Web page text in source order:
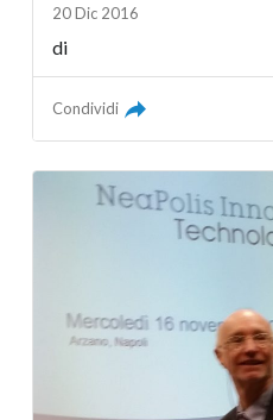
20 Dic 2016
di
Condividi